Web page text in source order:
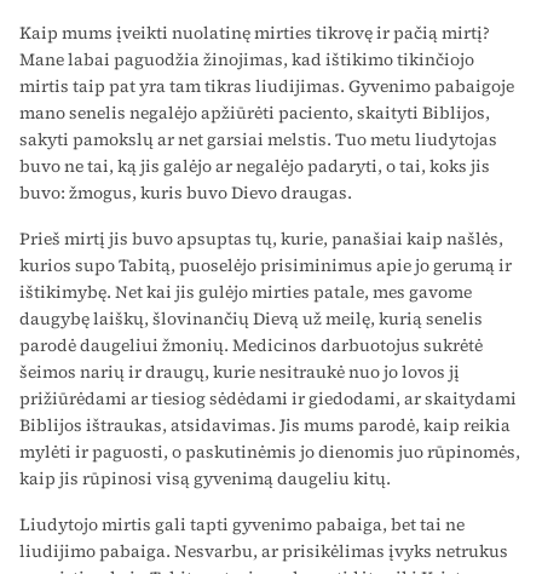
Kaip mums įveikti nuolatinę mirties tikrovę ir pačią mirtį?
Mane labai paguodžia žinojimas, kad ištikimo tikinčiojo
mirtis taip pat yra tam tikras liudijimas. Gyvenimo pabaigoje
mano senelis negalėjo apžiūrėti paciento, skaityti Biblijos,
sakyti pamokslų ar net garsiai melstis. Tuo metu liudytojas
buvo ne tai, ką jis galėjo ar negalėjo padaryti, o tai, koks jis
buvo: žmogus, kuris buvo Dievo draugas.
Prieš mirtį jis buvo apsuptas tų, kurie, panašiai kaip našlės,
kurios supo Tabitą, puoselėjo prisiminimus apie jo gerumą ir
ištikimybę. Net kai jis gulėjo mirties patale, mes gavome
daugybę laiškų, šlovinančių Dievą už meilę, kurią senelis
parodė daugeliui žmonių. Medicinos darbuotojus sukrėtė
šeimos narių ir draugų, kurie nesitraukė nuo jo lovos jį
prižiūrėdami ar tiesiog sėdėdami ir giedodami, ar skaitydami
Biblijos ištraukas, atsidavimas. Jis mums parodė, kaip reikia
mylėti ir paguosti, o paskutinėmis jo dienomis juo rūpinomės,
kaip jis rūpinosi visą gyvenimą daugeliu kitų.
Liudytojo mirtis gali tapti gyvenimo pabaiga, bet tai ne
liudijimo pabaiga. Nesvarbu, ar prisikėlimas įvyks netrukus